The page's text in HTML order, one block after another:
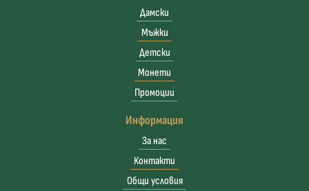
Дамски
Мъжки
Детски
Монети
Промоции
Информация
За нас
Контакти
Общи условия